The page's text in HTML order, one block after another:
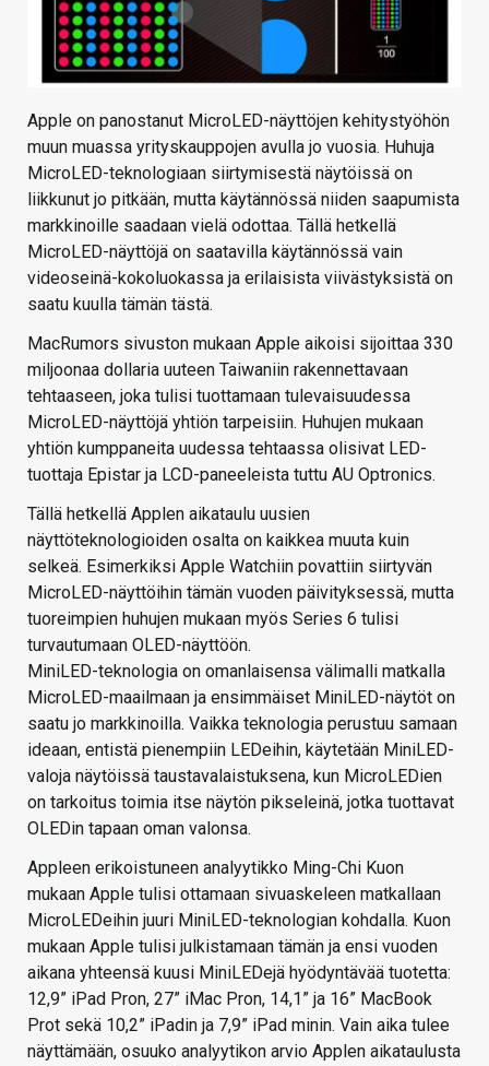
HAKU
Apple on panostanut MicroLED-näyttöjen kehitystyöhön
muun muassa yrityskauppojen avulla jo vuosia. Huhuja
MicroLED-teknologiaan siirtymisestä näytöissä on
liikkunut jo pitkään, mutta käytännössä niiden saapumista
markkinoille saadaan vielä odottaa. Tällä hetkellä
MicroLED-näyttöjä on saatavilla käytännössä vain
videoseinä-kokoluokassa ja erilaisista viivästyksistä on
saatu kuulla tämän tästä.
MacRumors sivuston mukaan Apple aikoisi sijoittaa 330
miljoonaa dollaria uuteen Taiwaniin rakennettavaan
tehtaaseen, joka tulisi tuottamaan tulevaisuudessa
MicroLED-näyttöjä yhtiön tarpeisiin. Huhujen mukaan
yhtiön kumppaneita uudessa tehtaassa olisivat LED-
tuottaja Epistar ja LCD-paneeleista tuttu AU Optronics.
Tällä hetkellä Applen aikataulu uusien
näyttöteknologioiden osalta on kaikkea muuta kuin
selkeä. Esimerkiksi Apple Watchiin povattiin siirtyvän
MicroLED-näyttöihin tämän vuoden päivityksessä, mutta
tuoreimpien huhujen mukaan myös Series 6 tulisi
turvautumaan OLED-näyttöön.
MiniLED-teknologia on omanlaisensa välimalli matkalla
MicroLED-maailmaan ja ensimmäiset MiniLED-näytöt on
saatu jo markkinoilla. Vaikka teknologia perustuu samaan
ideaan, entistä pienempiin LEDeihin, käytetään MiniLED-
valoja näytöissä taustavalaistuksena, kun MicroLEDien
on tarkoitus toimia itse näytön pikseleinä, jotka tuottavat
OLEDin tapaan oman valonsa.
Appleen erikoistuneen analyytikko Ming-Chi Kuon
mukaan Apple tulisi ottamaan sivuaskeleen matkallaan
MicroLEDeihin juuri MiniLED-teknologian kohdalla. Kuon
mukaan Apple tulisi julkistamaan tämän ja ensi vuoden
aikana yhteensä kuusi MiniLEDejä hyödyntävää tuotetta:
12,9” iPad Pron, 27” iMac Pron, 14,1” ja 16” MacBook
Prot sekä 10,2” iPadin ja 7,9” iPad minin. Vain aika tulee
näyttämään, osuuko analyytikon arvio Applen aikataulusta